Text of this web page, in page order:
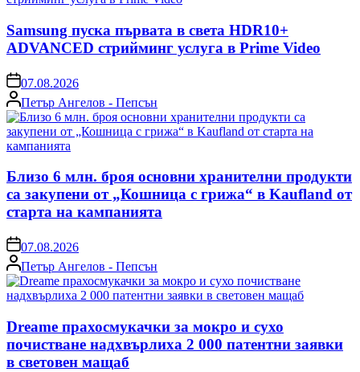
Samsung пуска първата в света HDR10+
ADVANCED стрийминг услуга в Prime Video
on07.08.2026
Posted
by
Петър Ангелов - Пепсън
Близо 6 млн. броя основни хранителни продукти
са закупени от „Кошница с грижа“ в Kaufland от
старта на кампанията
on07.08.2026
Posted
by
Петър Ангелов - Пепсън
Dreame прахосмукачки за мокро и сухо
почистване надхвърлиха 2 000 патентни заявки
в световен мащаб